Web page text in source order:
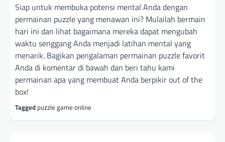
Siap untuk membuka potensi mental Anda dengan
permainan puzzle yang menawan ini? Mulailah bermain
hari ini dan lihat bagaimana mereka dapat mengubah
waktu senggang Anda menjadi latihan mental yang
menarik. Bagikan pengalaman permainan puzzle favorit
Anda di komentar di bawah dan beri tahu kami
permainan apa yang membuat Anda berpikir out of the
box!
Tagged puzzle game online